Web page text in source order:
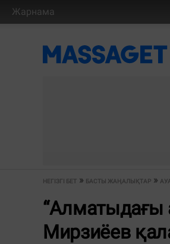
Жарнама
НЕГІЗГІ БЕТ БАСТЫ ЖАҢАЛЫҚТАР
“Алматыдағы
Мирзиёев